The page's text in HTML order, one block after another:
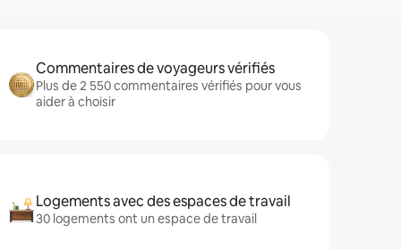
Commentaires de voyageurs vérifiés
Plus de 2 550 commentaires vérifiés pour vous
aider à choisir
Logements avec des espaces de travail
30 logements ont un espace de travail